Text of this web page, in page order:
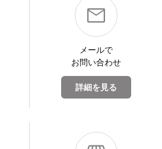
メールで
お問い合わせ
詳細を見る